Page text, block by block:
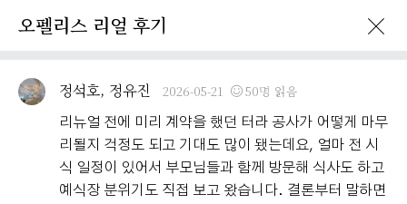
오펠리스 리얼 후기
정석호, 정유진 2026-05-21 50명 읽음
리뉴얼 전에 미리 계약을 했던 터라 공사가 어떻게 마무
리될지 걱정도 되고 기대도 많이 됐는데요, 얼마 전 시
식 일정이 있어서 부모님들과 함께 방문해 식사도 하고
예식장 분위기도 직접 보고 왔습니다. 결론부터 말하면